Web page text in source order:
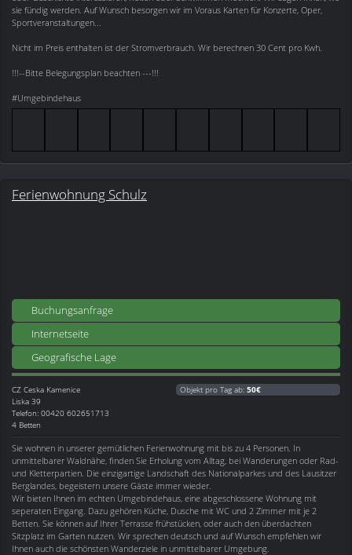
sie fündig werden. Auf Wunsch besorgen wir im Voraus Karten für Konzerte, Oper,
Sportveranstaltungen...
Nicht im Preis enthalten ist der Stromverbrauch. Wir berechnen 30 Cent pro Kwh.
!!!--Bitte Belegungsplan beachten ---!!!
#Umgebindehaus
Ferienwohnung Schulz
Buchungsanfrage
Internetseite
Geografische Lage
CZ Ceska Kamenice
Liska 39
Telefon: 00420 602651713
4 Betten
Objekt pro Tag ab: 50€
Sie wohnen in unserer gemütlichen Ferienwohnung mit bis zu 4 Personen. In
unmittelbarer Waldnähe, finden Sie Erholung vom Alltag, bei Wanderungen oder Rad-
und Kletterpartien. Die einzigartige Landschaft des Nationalparkes und des Lausitzer
Berglandes, begeistern unsere Gäste immer wieder.
Wir bieten Ihnen im echten Umgebindehaus, eine abgeschlossene Wohnung mit
seperaten Eingang. Dazu gehören Küche, Dusche mit WC und 2 Zimmer mit je 2
Betten. Sie können auf Ihrer Terrasse frühstücken, oder auch den überdachten
Sitzplatz im Garten nutzen. Wir sprechen deutsch und auf Wunsch empfehlen wir
Ihnen auch die schönsten Wanderziele in unmittelbarer Umgebung.